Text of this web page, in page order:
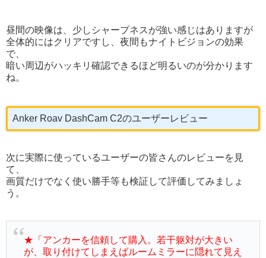
昼間の映像は、少しシャープネスが強い感じはありますが
全体的にはクリアですし、夜間もナイトビジョンの効果
で、
暗い周辺がハッキリ確認できるほど明るいのが分かります
ね。
Anker Roav DashCam C2のユーザーレビュー
次に実際に使っているユーザーの皆さんのレビューを見
て、
画質だけでなく使い勝手等も検証して評価してみましょ
う。
★「アンカーを信頼して購入。若干躯対が大きい
が、取り付けてしまえばルームミラーに隠れて見え